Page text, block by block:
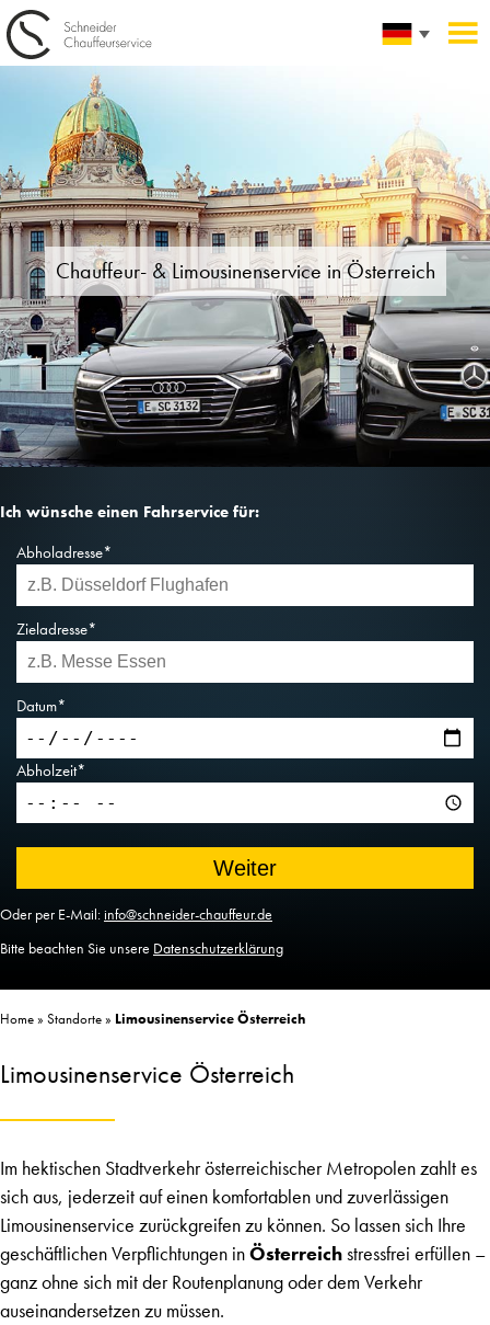
Chauffeur- & Limousinenservice in Österreich
Ich wünsche einen Fahrservice für:
Abholadresse*
Zieladresse*
Datum*
Abholzeit*
Oder per E-Mail:info@schneider-chauffeur.de
Bitte beachten Sie unsere Datenschutzerklärung
Home» Standorte» Limousinenservice Österreich
Limousinenservice Österreich
Im hektischen Stadtverkehr österreichischer Metropolen zahlt es
sich aus, jederzeit auf einen komfortablen und zuverlässigen
Limousinenservice zurückgreifen zu können. So lassen sich Ihre
geschäftlichen Verpflichtungen inÖsterreichstressfrei erfüllen –
ganz ohne sich mit der Routenplanung oder dem Verkehr
auseinandersetzen zu müssen.